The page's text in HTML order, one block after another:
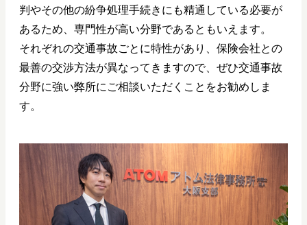
判やその他の紛争処理手続きにも精通している必要が
あるため、専門性が高い分野であるともいえます。
それぞれの交通事故ごとに特性があり、保険会社との
最善の交渉方法が異なってきますので、ぜひ交通事故
分野に強い弊所にご相談いただくことをお勧めしま
す。